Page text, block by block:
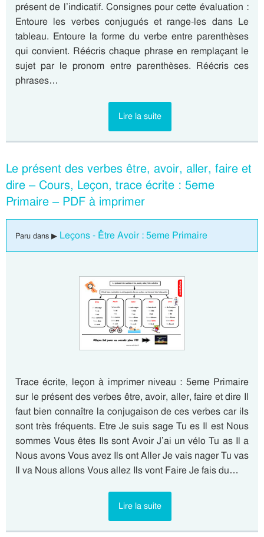
présent de l’indicatif. Consignes pour cette évaluation :
Entoure les verbes conjugués et range-les dans Le
tableau. Entoure la forme du verbe entre parenthèses
qui convient. Réécris chaque phrase en remplaçant le
sujet par le pronom entre parenthèses. Réécris ces
phrases…
Lire la suite
Le présent des verbes être, avoir, aller, faire et
dire – Cours, Leçon, trace écrite : 5eme
Primaire – PDF à imprimer
Paru dans ▶ Leçons - Être Avoir : 5eme Primaire
Trace écrite, leçon à imprimer niveau : 5eme Primaire
sur le présent des verbes être, avoir, aller, faire et dire Il
faut bien connaître la conjugaison de ces verbes car ils
sont très fréquents. Etre Je suis sage Tu es Il est Nous
sommes Vous êtes Ils sont Avoir J’ai un vélo Tu as Il a
Nous avons Vous avez Ils ont Aller Je vais nager Tu vas
Il va Nous allons Vous allez Ils vont Faire Je fais du…
Lire la suite